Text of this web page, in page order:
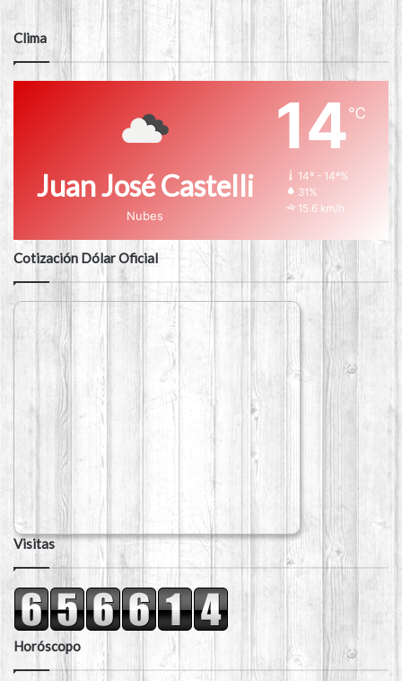
Clima
Juan José Castelli
Nubes
14℃
14º - 14º%
31%
15.6 km/h
Cotización Dólar Oficial
Visitas
Horóscopo